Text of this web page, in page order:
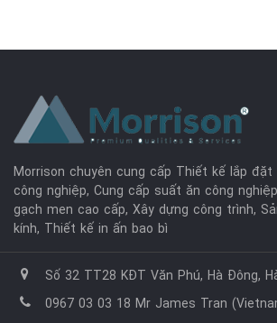
Morrison chuyên cung cấp Thiết kế lắp
công nghiệp, Cung cấp suất ăn công
gạch men cao cấp, Xây dựng công trình,
kính, Thiết kế in ấn bao bì
Số 32 TT28 KĐT Văn Phú, Hà Đông,
0967 03 03 18 Mr James Tran